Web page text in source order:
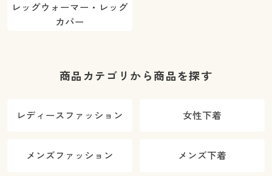
レッグウォーマー・レッグ
カバー
商品カテゴリから商品を探す
レディースファッション 女性下着
メンズファッション メンズ下着